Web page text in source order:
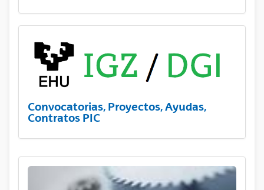
Convocatorias, Proyectos, Ayudas,
Contratos PIC